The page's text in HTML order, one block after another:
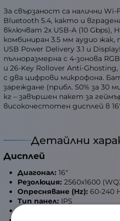
За свързаност са налични Wi-
Bluetooth 5.4, както и
включват 2x USB-A (10 Gbps),
комбиниран 3.5 мм аудио жак,
USB Power Delivery 3.1 и
пълноразмерна с 4-зонова
и 26-Key Rollover Anti-
с два цифрови микрофона.
зареждане (прибл. 50% за 30
кг – завършен пакет за
високочестотен дисплей в
Детайлни
Дисплей
Диагонал: 16"
Резолюция: 2560x1600
Опресняване (Hz): 60-240
Тип панел: IPS